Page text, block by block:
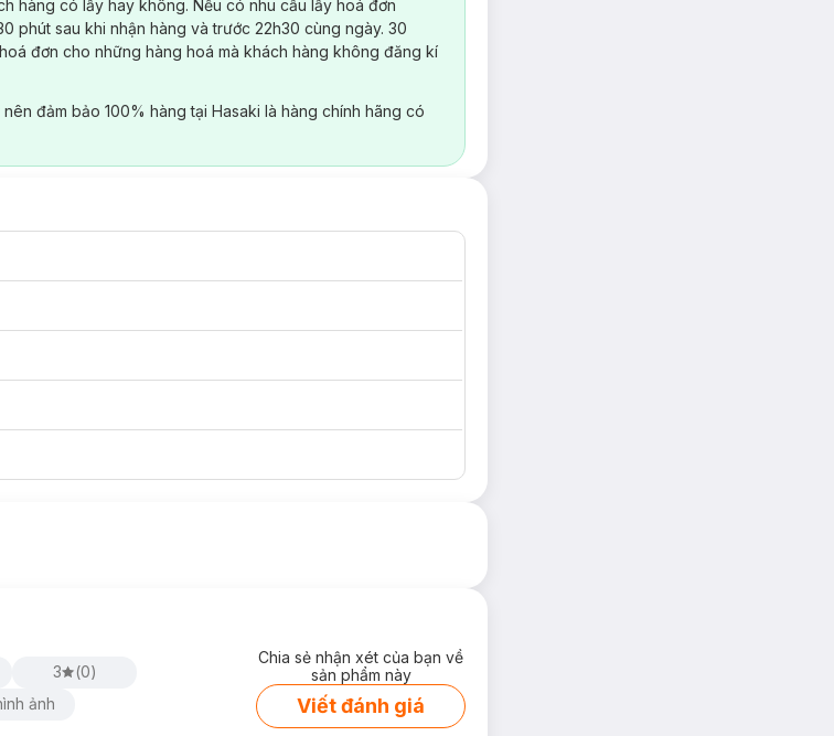
hàng có lấy hay không. Nếu có nhu cầu lấy hoá đơn
phút sau khi nhận hàng và trước 22h30 cùng ngày. 30
đơn cho những hàng hoá mà khách hàng không đăng kí
đảm bảo 100% hàng tại Hasaki là hàng chính hãng có
3 (0)
ảnh
Chia sẻ nhận xét của bạn về
sản phẩm này
Viết đánh giá